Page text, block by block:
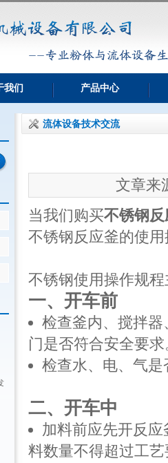
我们 产品中心
流体设备技术交流
文章来
当我们购买不锈钢
不锈钢反应釜的使
不锈钢使用操作规
一、开车前
检查釜内、搅拌
门是否符合安全要求
检查水、电、气
二、开车中
加料前应先开反
料数量不得超过工